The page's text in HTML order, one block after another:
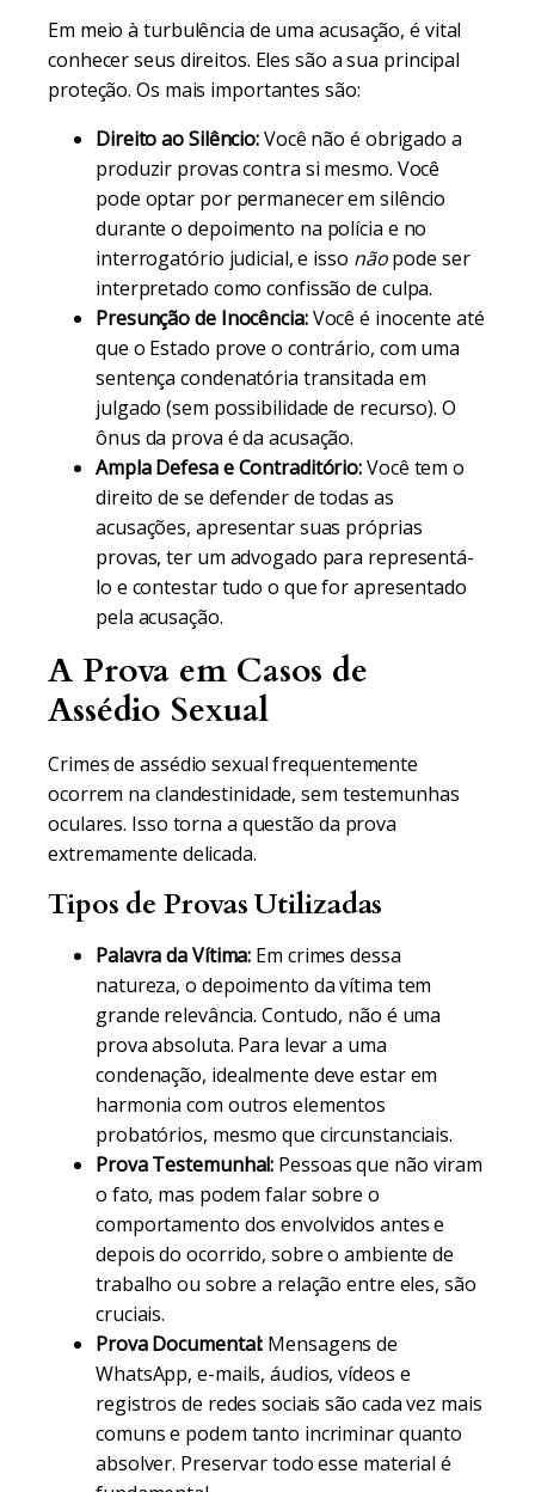
Em meio à turbulência de uma acusação, é vital
conhecer seus direitos. Eles são a sua principal
proteção. Os mais importantes são:
Direito ao Silêncio:Você não é obrigado a
produzir provas contra si mesmo. Você
pode optar por permanecer em silêncio
durante o depoimento na polícia e no
interrogatório judicial, e isso nãopode ser
interpretado como confissão de culpa.
Presunção de Inocência:Você é inocente até
que o Estado prove o contrário, com uma
sentença condenatória transitada em
julgado (sem possibilidade de recurso). O
ônus da prova é da acusação.
Ampla Defesa e Contraditório:Você tem o
direito de se defender de todas as
acusações, apresentar suas próprias
provas, ter um advogado para representá-
lo e contestar tudo o que for apresentado
pela acusação.
A Prova em Casos de
Assédio Sexual
Crimes de assédio sexual frequentemente
ocorrem na clandestinidade, sem testemunhas
oculares. Isso torna a questão da prova
extremamente delicada.
Tipos de Provas Utilizadas
Palavra da Vítima: Em crimes dessa
natureza, o depoimento da vítima tem
grande relevância. Contudo, não é uma
prova absoluta. Para levar a uma
condenação, idealmente deve estar em
harmonia com outros elementos
probatórios, mesmo que circunstanciais.
Prova Testemunhal: Pessoas que não viram
o fato, mas podem falar sobre o
comportamento dos envolvidos antes e
depois do ocorrido, sobre o ambiente de
trabalho ou sobre a relação entre eles, são
cruciais.
Prova Documental: Mensagens de
WhatsApp, e-mails, áudios, vídeos e
registros de redes sociais são cada vez mais
comuns e podem tanto incriminar quanto
absolver. Preservar todo esse material é